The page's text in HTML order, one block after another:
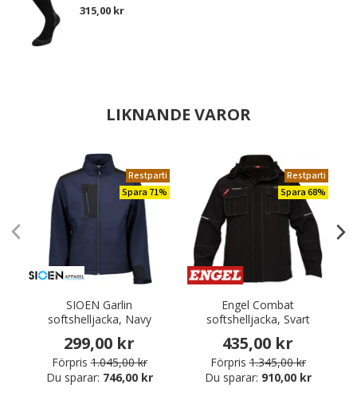
315,00 kr
LIKNANDE VAROR
Restparti
Spara 71%
SIOEN Garlin
softshelljacka, Navy
299,00 kr
Förpris 1.045,00 kr
Du sparar: 746,00 kr
Restparti
Spara 68%
Engel Combat
softshelljacka, Svart
435,00 kr
Förpris 1.345,00 kr
Du sparar: 910,00 kr